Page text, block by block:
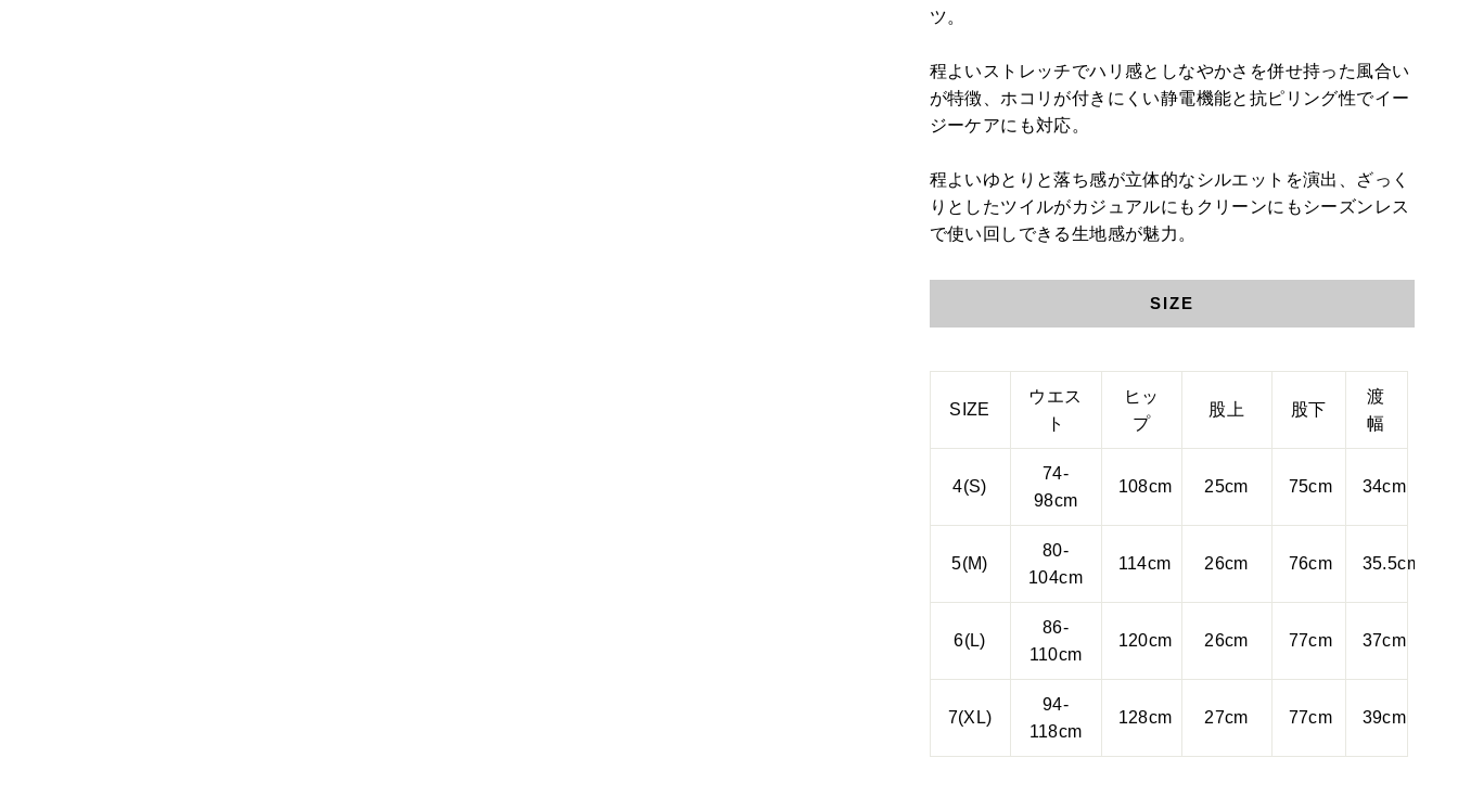
ツ。
程よいストレッチでハリ感としなやかさを併せ持った風合い
が特徴、ホコリが付きにくい静電機能と抗ピリング性でイー
ジーケアにも対応。
程よいゆとりと落ち感が立体的なシルエットを演出、ざっく
りとしたツイルがカジュアルにもクリーンにもシーズンレス
で使い回しできる生地感が魅力。
SIZE
SIZE
ウエス
ト
ヒッ
プ
股上 股下
渡
幅
4(S)
74-
98cm
108cm 25cm 75cm 34cm
5(M)
80-
104cm
114cm 26cm 76cm 35.5cm
6(L)
86-
110cm
120cm 26cm 77cm 37cm
7(XL)
94-
118cm
128cm 27cm 77cm 39cm